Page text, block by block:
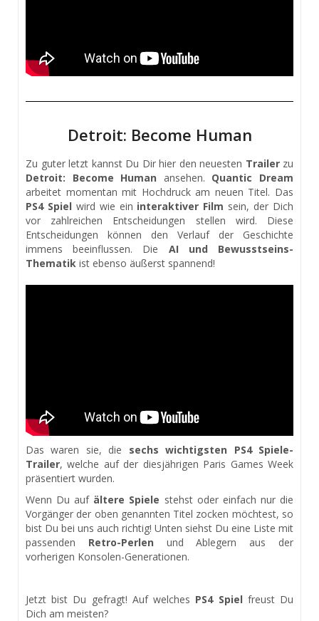
Detroit: Become Human
Zu guter letzt kannst Du Dir hier den neuesten Trailerzu
Detroit: Become Human ansehen. Quantic Dream
arbeitet momentan mit Hochdruck am neuen Titel. Das
PS4 Spiel wird wie ein interaktiver Film sein, der Dich
vor zahlreichen Entscheidungen stellen wird. Diese
Entscheidungen können den Verlauf der Geschichte
immens beeinflussen. Die AI und Bewusstseins-
Thematik ist ebenso äußerst spannend!
Das waren sie, die sechs wichtigsten PS4 Spiele-
Trailer, welche auf der diesjährigen Paris Games Week
präsentiert wurden.
Wenn Du auf ältere Spiele stehst oder einfach nur die
Vorgänger der oben genannten Titel zocken möchtest, so
bist Du bei uns auch richtig! Unten siehst Du eine Liste mit
passenden Retro-Perlen und Ablegern aus der
vorherigen Konsolen-Generationen.
Jetzt bist Du gefragt! Auf welches PS4 Spiel freust Du
Dich am meisten?